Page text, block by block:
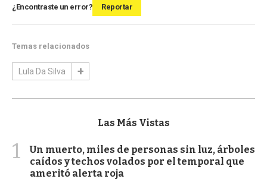
¿Encontraste un error? Reportar
Temas relacionados
Lula Da Silva
Las Más Vistas
1
Un muerto, miles de personas sin luz, árboles
caídos y techos volados por el temporal que
ameritó alerta roja